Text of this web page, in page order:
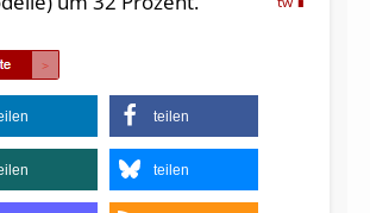
teilen
teilen